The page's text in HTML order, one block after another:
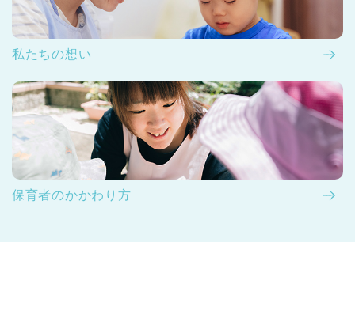
私たちの想い
保育者のかかわり方